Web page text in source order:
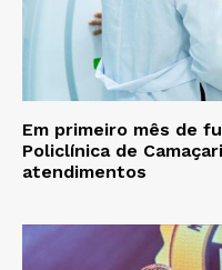
Em primeiro mês de
Policlínica de
atendimentos